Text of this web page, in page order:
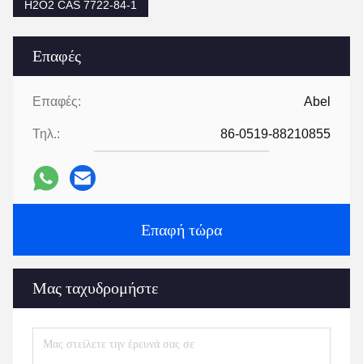
Επαφές
Επαφές: Abel
Τηλ.: 86-0519-88210855
Επαφή τώρα
Μας ταχυδρομήστε
H2O2 CAS 7722-84-1